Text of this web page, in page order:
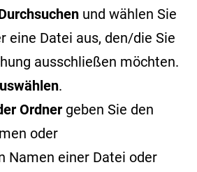
und wählen Sie
eine Datei aus, den/die Sie
ausschließen möchten.
.
Ordner geben Sie den
oder
Namen einer Datei oder